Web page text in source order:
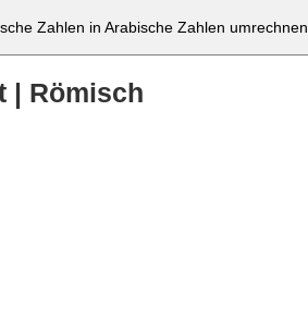
Zahlen in Arabische Zahlen umrechnen
| Römisch